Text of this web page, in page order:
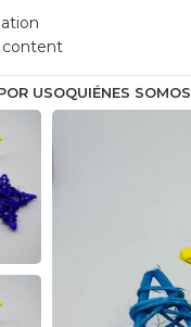
content
USOQUIÉNES SOMOS